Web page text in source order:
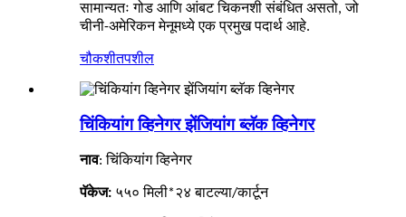
सामान्यतः गोड आणि आंबट चिकनशी संबंधित असतो, जो
चीनी-अमेरिकन मेनूमध्ये एक प्रमुख पदार्थ आहे.
चौकशीतपशील
चिंकियांग व्हिनेगर झेंजियांग ब्लॅक व्हिनेगर
नाव: चिंकियांग व्हिनेगर
पॅकेज: ५५० मिली*२४ बाटल्या/कार्टून